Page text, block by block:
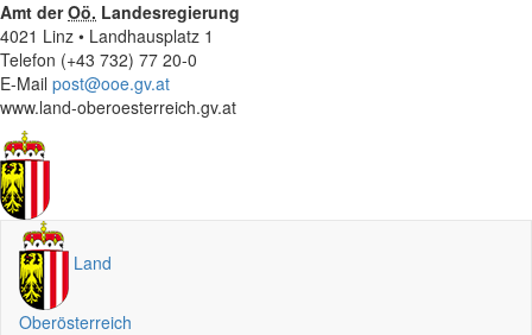
Amt derOö. Landesregierung
4021 Linz • Landhausplatz 1
Telefon (+43 732) 77 20-0
E-Mail post@ooe.gv.at
www.land-oberoesterreich.gv.at
Land
Oberösterreich